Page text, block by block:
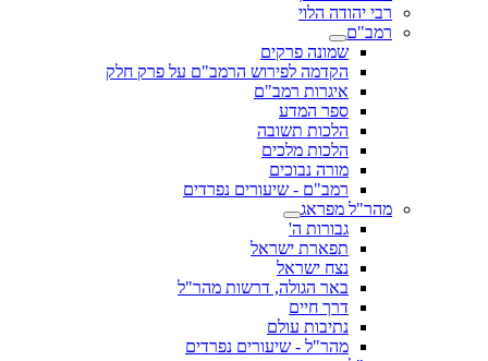
רבי יהודה הלוי
רמב"ם
שמונה פרקים
הקדמה לפירוש הרמב"ם על פרק חלק
איגרות רמב"ם
ספר המדע
הלכות תשובה
הלכות מלכים
מורה נבוכים
רמב"ם - שיעורים נפרדים
מהר"ל מפראג
גבורות ה'
תפארת ישראל
נצח ישראל
באר הגולה, דרשות מהר"ל
דרך חיים
נתיבות עולם
מהר"ל - שיעורים נפרדים